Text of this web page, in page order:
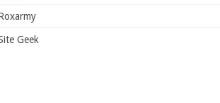
Geek